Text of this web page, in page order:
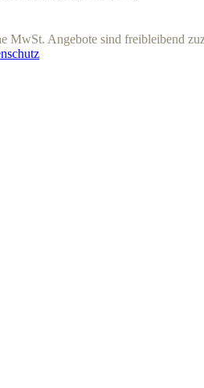
MwSt. Angebote sind freibleibend